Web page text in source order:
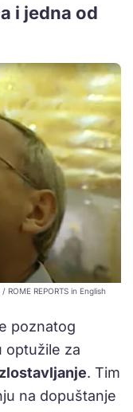
i jedna od
REPORTS in English
poznatog
optužile za
. Tim
na dopuštanje